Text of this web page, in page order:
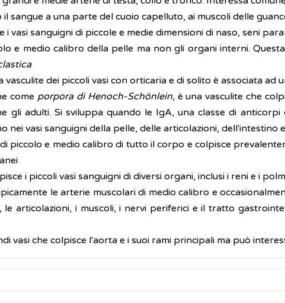
sangue a una parte del cuoio capelluto, ai muscoli delle
i vasi sanguigni di piccole e medie dimensioni di naso, seni
e medio calibro della pelle ma non gli organi interni.
vasculite dei piccoli vasi con orticaria e di solito è associata
come porpora di Henoch-Schönlein, è una vasculite che
gli adulti. Si sviluppa quando le IgA, una classe di anticorpi
nei vasi sanguigni della pelle, delle articolazioni, dell'intestino
piccolo e medio calibro di tutto il corpo e colpisce
i piccoli vasi sanguigni di diversi organi, inclusi i reni e i
le arterie muscolari di medio calibro e
articolazioni, i muscoli, i nervi periferici e il tratto
vasi che colpisce l'aorta e i suoi rami principali ma può